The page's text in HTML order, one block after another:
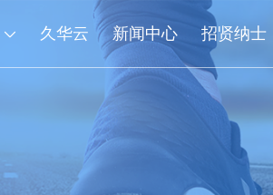
久华云 新闻中心 招贤纳士